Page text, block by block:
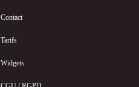
Contact
Tarifs
Widgets